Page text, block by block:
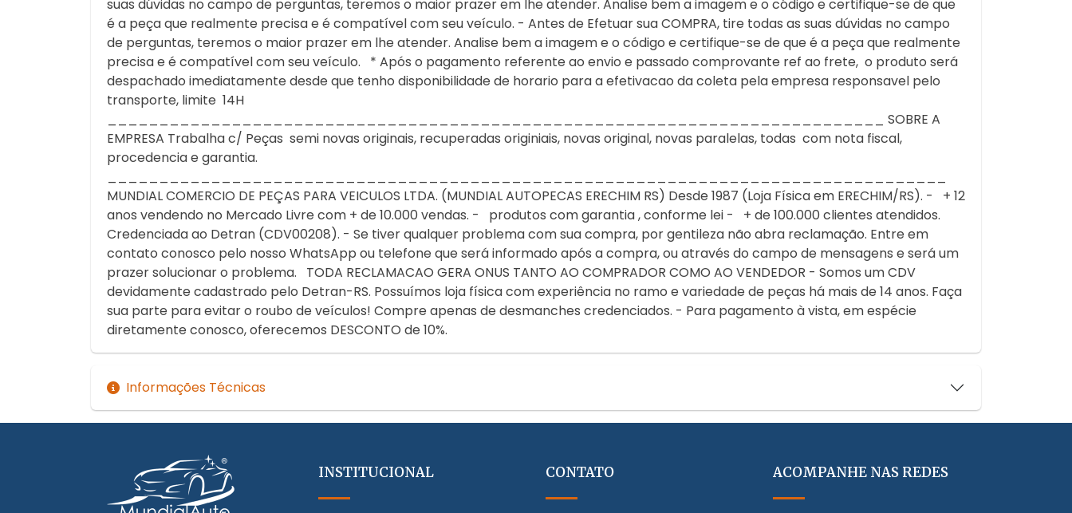
suas dúvidas no campo de perguntas, teremos o maior prazer em lhe atender. Analise bem a imagem e o código e certifique-se de que
é a peça que realmente precisa e é compatível com seu veículo. - Antes de Efetuar sua COMPRA, tire todas as suas dúvidas no campo
de perguntas, teremos o maior prazer em lhe atender. Analise bem a imagem e o código e certifique-se de que é a peça que realmente
precisa e é compatível com seu veículo. * Após o pagamento referente ao envio e passado comprovante ref ao frete, o produto será
despachado imediatamente desde que tenho disponibilidade de horario para a efetivacao da coleta pela empresa responsavel pelo
transporte, limite 14H
___________________________________________________________________________ SOBRE A
EMPRESA Trabalha c/ Peças semi novas originais, recuperadas originiais, novas original, novas paralelas, todas com nota fiscal,
procedencia e garantia.
MUNDIAL COMERCIO DE PEÇAS PARA VEICULOS LTDA. (MUNDIAL AUTOPECAS ERECHIM RS) Desde 1987 (Loja Física em ERECHIM/RS). - + 12
anos vendendo no Mercado Livre com + de 10.000 vendas. - produtos com garantia , conforme lei - + de 100.000 clientes atendidos.
Credenciada ao Detran (CDV00208). - Se tiver qualquer problema com sua compra, por gentileza não abra reclamação. Entre em
contato conosco pelo nosso WhatsApp ou telefone que será informado após a compra, ou através do campo de mensagens e será um
prazer solucionar o problema. TODA RECLAMACAO GERA ONUS TANTO AO COMPRADOR COMO AO VENDEDOR - Somos um CDV
devidamente cadastrado pelo Detran-RS. Possuímos loja física com experiência no ramo e variedade de peças há mais de 14 anos. Faça
sua parte para evitar o roubo de veículos! Compre apenas de desmanches credenciados. - Para pagamento à vista, em espécie
diretamente conosco, oferecemos DESCONTO de 10%.
Informações Técnicas
INSTITUCIONAL CONTATO ACOMPANHE NAS REDES